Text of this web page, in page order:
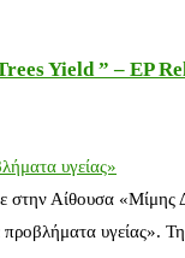
Yield ” – EP
υγείας»
στην Αίθουσα
υγείας».